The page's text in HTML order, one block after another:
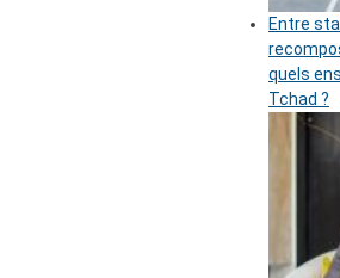
Entre
quels
Tchad ?